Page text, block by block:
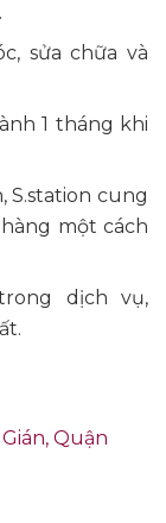
sửa chữa và
1 tháng khi
S.station cung
một cách
dịch vụ,
Quận